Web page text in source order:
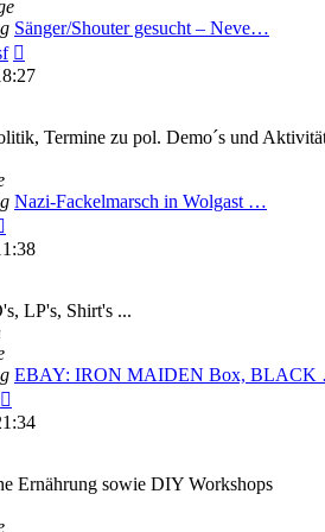
Sänger/Shouter gesucht – Neve…
Beitrag
Termine zu pol. Demo´s und
Nazi-Fackelmarsch in Wolgast …
Beitrag
LP's, Shirt's ...
EBAY: IRON MAIDEN Box,
Beitrag
Ernährung sowie DIY Workshops